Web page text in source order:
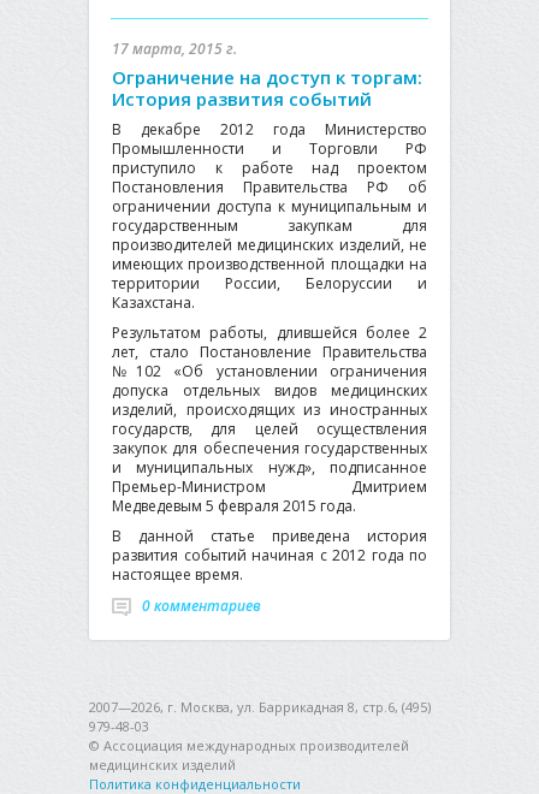
17 марта, 2015 г.
Ограничение на доступ к торгам:
История развития событий
В декабре 2012 года Министерство
Промышленности и Торговли РФ
приступило к работе над проектом
Постановления Правительства РФ об
ограничении доступа к муниципальным и
государственным закупкам для
производителей медицинских изделий, не
имеющих производственной площадки на
территории России, Белоруссии и
Казахстана.
Результатом работы, длившейся более 2
лет, стало Постановление Правительства
№102 «Об установлении ограничения
допуска отдельных видов медицинских
изделий, происходящих из иностранных
государств, для целей осуществления
закупок для обеспечения государственных
и муниципальных нужд», подписанное
Премьер-Министром Дмитрием
Медведевым 5 февраля 2015 года.
В данной статье приведена история
развития событий начиная с 2012 года по
настоящее время.
0 комментариев
2007—2026, г. Москва, ул. Баррикадная 8, стр.6, (495)
979-48-03
© Ассоциация международных производителей
медицинских изделий
Политика конфиденциальности